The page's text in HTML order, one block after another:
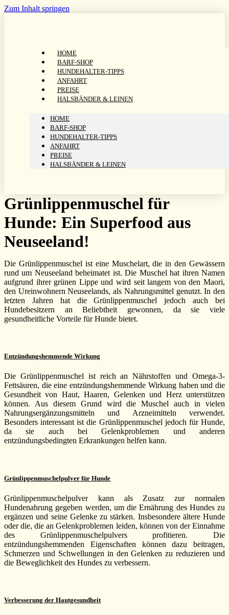
Zum Inhalt springen
HOME
BARF-SHOP
HUNDEHALTER-TIPPS
ANFAHRT
PREISE
HALSBÄNDER & LEINEN
HOME
BARF-SHOP
HUNDEHALTER-TIPPS
ANFAHRT
PREISE
HALSBÄNDER & LEINEN
Grünlippenmuschel für
Hunde: Ein Superfood aus
Neuseeland!
Die Grünlippenmuschel ist eine Muschelart, die in den Gewässern
rund um Neuseeland beheimatet ist. Die Muschel hat ihren Namen
aufgrund ihrer grünen Lippe und wird seit langem von den Maori,
den Ureinwohnern Neuseelands, als Nahrungsmittel genutzt. In den
letzten Jahren hat die Grünlippenmuschel jedoch auch bei
Hundebesitzern an Beliebtheit gewonnen, da sie viele
gesundheitliche Vorteile für Hunde bietet.
Entzündungshemmende Wirkung
Die Grünlippenmuschel ist reich an Nährstoffen und Omega-3-
Fettsäuren, die eine entzündungshemmende Wirkung haben und die
Gesundheit von Haut, Haaren, Gelenken und Herz unterstützen
können. Aus diesem Grund wird die Muschel auch in vielen
Nahrungsergänzungsmitteln und Arzneimitteln verwendet.
Besonders interessant ist die Grünlippenmuschel jedoch für Hunde,
da sie auch bei Gelenkproblemen und anderen
entzündungsbedingten Erkrankungen helfen kann.
Grünlippenmuschelpulver für Hunde
Grünlippenmuschelpulver kann als Zusatz zur normalen
Hundenahrung gegeben werden, um die Ernährung des Hundes zu
ergänzen und seine Gelenke zu stärken. Insbesondere ältere Hunde
oder die, die an Gelenkproblemen leiden, können von der Einnahme
des Grünlippenmuschelpulvers profitieren. Die
entzündungshemmenden Eigenschaften können dazu beitragen,
Schmerzen und Schwellungen in den Gelenken zu reduzieren und
die Beweglichkeit des Hundes zu verbessern.
Verbesserung der Hautgesundheit